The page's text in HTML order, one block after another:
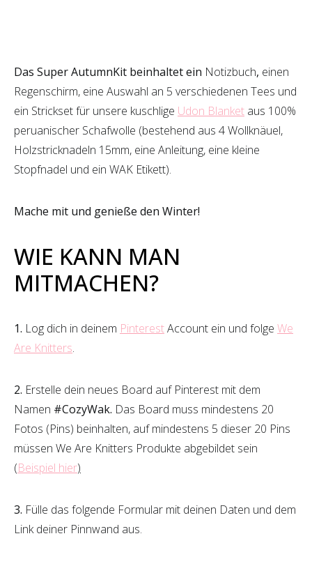
Das Super AutumnKit beinhaltet ein Notizbuch, einen
Regenschirm, eine Auswahl an 5 verschiedenen Tees und
ein Strickset für unsere kuschlige Udon Blanket aus 100%
peruanischer Schafwolle (bestehend aus 4 Wollknäuel,
Holzstricknadeln 15mm, eine Anleitung, eine kleine
Stopfnadel und ein WAK Etikett).
Mache mit und genieße den Winter!
WIE KANN MAN
MITMACHEN?
1. Log dich in deinem PinterestAccount ein und folge We
Are Knitters.
2. Erstelle dein neues Board auf Pinterest mit dem
Namen #CozyWak. Das Board muss mindestens 20
Fotos (Pins) beinhalten, auf mindestens 5 dieser 20 Pins
müssen We Are Knitters Produkte abgebildet sein
(Beispiel hier)
3. Fülle das folgende Formular mit deinen Daten und dem
Link deiner Pinnwand aus.